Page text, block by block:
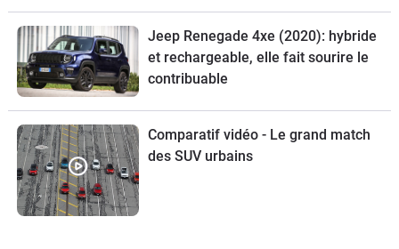
Jeep Renegade 4xe (2020): hybride
et rechargeable, elle fait sourire le
contribuable
Comparatif vidéo - Le grand match
des SUV urbains